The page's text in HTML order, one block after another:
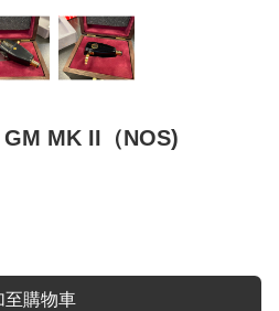
MK II（NOS)
至購物車